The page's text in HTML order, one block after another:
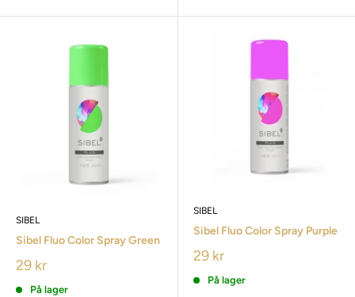
SIBEL
Sibel Fluo Color Spray Green
29 kr
På lager
SIBEL
Sibel Fluo Color Spray Purple
29 kr
På lager